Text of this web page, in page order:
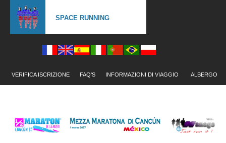
SPACE RUNNING
VERIFICA ISCRIZIONE FAQ'S INFORMAZIONI DI VIAGGIO ALBERGO